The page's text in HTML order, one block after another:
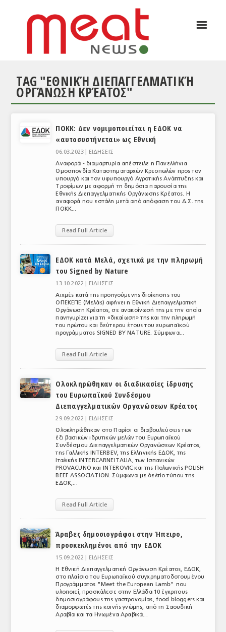
ΕΙΔΗΣΕΙΣ
ΣΥΝΕΝΤΕΥΞΕΙΣ
ΑΝΑΛΥΣΕΙΣ
ΕΥΡΩΠΑΪΚΕΣ ΑΠΟΦΑΣΕΙΣ
ΕΜΠΟΡΙΚΟΣ ΚΑΤΑΛΟΓΟΣ
ΠΑΡΑΓΩΓΗ & ΕΜΠΟΡΙΑ
ΕΜΠΟΡΙΚΟΙ ΑΝΤΙΠΡΟΣΩΠΟΙ
ΕΛΛΗΝΙΚΗ ΝΟΜΟΘΕΣΙΑ
ΕΥΡΩΠΑΪΚΗ ΝΟΜΟΘΕΣΙΑ
☰
TAG "ΕΘΝΙΚΉ ΔΙΕΠΑΓΓΕΛΜΑΤΙΚΉ
ΟΡΓΆΝΩΣΗ ΚΡΈΑΤΟΣ"
ΠΟΚΚ: Δεν νομιμοποιείται η ΕΔΟΚ να
«αυτοσυστήνεται» ως Εθνική
06.03.2023 |
ΕΙΔΗΣΕΙΣ
Αναφορά - διαμαρτυρία απέστειλε η Πανελλήνια
Ομοσπονδία Καταστηματαρχών Κρεοπωλών προς τον
υπουργό και τον υφυπουργό Αγροτικής Ανάπτυξης και
Τροφίμων με αφορμή τη δημόσια παρουσία της
Εθνικής Διεπαγγελματικής Οργάνωσης Κρέατος. Η
αναφορά που εστάλη μετά από απόφαση του Δ.Σ. της
ΠΟΚΚ...
Read Full Article
ΕΔΟΚ κατά Μελά, σχετικά με την πληρωμή
του Signed by Nature
13.10.2022 |
ΕΙΔΗΣΕΙΣ
Αιχμές κατά της προηγούμενης διοίκησης του
ΟΠΕΚΕΠΕ (Μελάς) αφήνει η Εθνική Διεπαγγελματική
Οργάνωση Κρέατος, σε ανακοίνωσή της με την οποία
πανηγυρίζει για τη «δικαίωση» της και την πληρωμή
του πρώτου και δεύτερου έτους του ευρωπαϊκού
προγράμματος SIGNED BY NATURE. Σύμφωνα...
Read Full Article
Ολοκληρώθηκαν οι διαδικασίες ίδρυσης
του Ευρωπαϊκού Συνδέσμου
Διεπαγγελματικών Οργανώσεων Κρέατος
29.09.2022 |
ΕΙΔΗΣΕΙΣ
Ολοκληρώθηκαν στο Παρίσι οι διαβουλεύσεις των
έξι βασικών ιδρυτικών μελών του Ευρωπαϊκού
Συνδέσμου Διεπαγγελματικών Οργανώσεων Κρέατος,
της Γαλλικής INTERBEV, της Ελληνικής ΕΔΟΚ, της
Ιταλικής INTERCARNEITALIA, των Ισπανικών
PROVACUNO και INTEROVIC και της Πολωνικής POLISH
BEEF ASSOCIATION. Σύμφωνα με δελτίο τύπου της
ΕΔΟΚ,...
Read Full Article
Άραβες δημοσιογράφοι στην Ήπειρο,
προσκεκλημένοι από την ΕΔΟΚ
15.09.2022 |
ΕΙΔΗΣΕΙΣ
Η Εθνική Διεπαγγελματική Οργάνωση Κρέατος, ΕΔΟΚ,
στο πλαίσιο του Ευρωπαϊκού συγχρηματοδοτουμένου
Προγράμματος "Meet the European Lamb" που
υλοποιεί, προσκάλεσε στην Ελλάδα 10 έγκριτους
δημοσιογράφους της γαστρονομίας, food bloggers και
διαμορφωτές της κοινής γνώμης, από τη Σαουδική
Αραβία και τα Ηνωμένα Αραβικά...